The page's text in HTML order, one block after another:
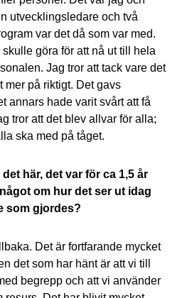
utvecklingsledare och två
var det då som var med.
göra för att nå ut till hela
Jag tror att tack vare det
mer på riktigt. Det gavs
annars hade varit svårt att få
tror att det blev allvar för alla;
ska med på tåget.
här, det var för ca 1,5 år
om hur det ser ut idag
som gjordes?
Det är fortfarande mycket
det som har hänt är att vi till
begrepp och att vi använder